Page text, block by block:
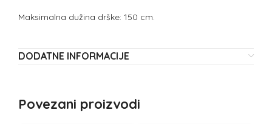
Maksimalna dužina drške: 150 cm.
DODATNE INFORMACIJE
Povezani proizvodi